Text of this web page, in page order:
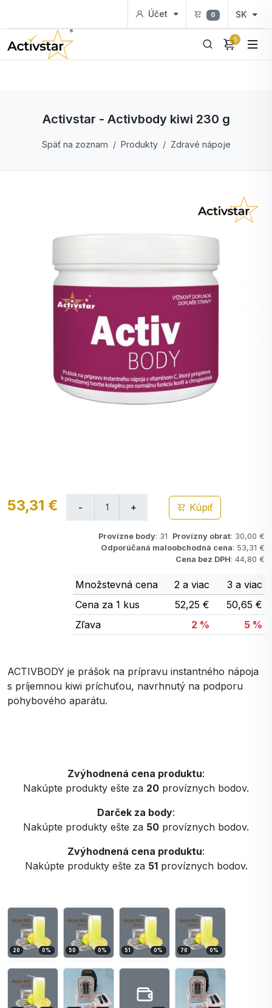
Účet 0 SK
0
Activstar - Activbody kiwi 230 g
Späť na zoznam Produkty Zdravé nápoje
53,31 € Kúpiť
Provízne body: 31 Provízny obrat: 30,00 €
Odporúčaná maloobchodná cena: 53,31 €
Cena bez DPH: 44,80 €
Množstevná cena 2 a viac
3 a viac
Cena za 1 kus
52,25 €
50,65 €
Zľava
2 % 5 %
ACTIVBODY je prášok na prípravu instantného nápoja
s príjemnou kiwi príchuťou, navrhnutý na podporu
pohybového aparátu.
Zvýhodnená cena produktu:
Nakúpte produkty ešte za 20 províznych bodov.
Darček za body:
Nakúpte produkty ešte za 50 províznych bodov.
Zvýhodnená cena produktu:
Nakúpte produkty ešte za 51províznych bodov.
20 0% 50 0% 51 0% 70 0%